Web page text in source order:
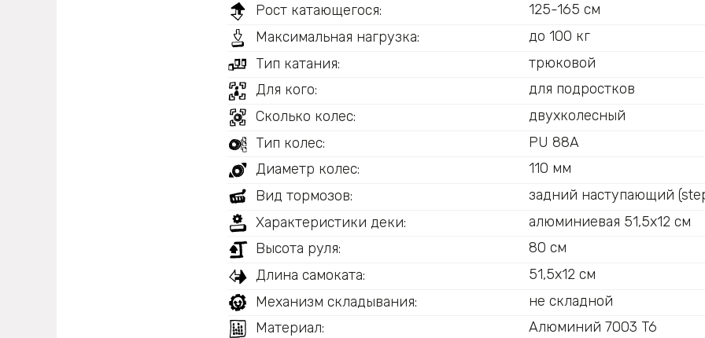
Рост катающегося:
125-165 см
Максимальная нагрузка:
до 100 кг
Тип катания:
трюковой
Для кого:
для подростков
Сколько колес:
двухколесный
Тип колес:
PU 88A
Диаметр колес:
110 мм
Вид тормозов:
задний наступающий
Характеристики деки:
алюминиевая 51,5х12 см
Высота руля:
80 см
Длина самоката:
51,5х12 см
Механизм складывания:
не складной
Материал:
Алюминий 7003 T6